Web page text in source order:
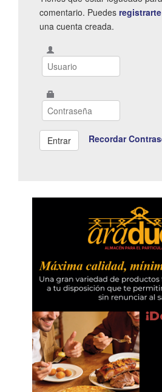
comentario. Puedes registrarte
una cuenta creada.
Recordar